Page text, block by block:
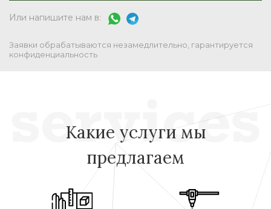
Или напишите нам в:
Заявки обрабатываются незамедлительно, гарантируется
конфиденциальность
Какие услуги мы
предлагаем